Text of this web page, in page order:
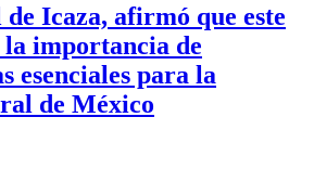
Icaza, afirmó que este
importancia de
esenciales para la
de México